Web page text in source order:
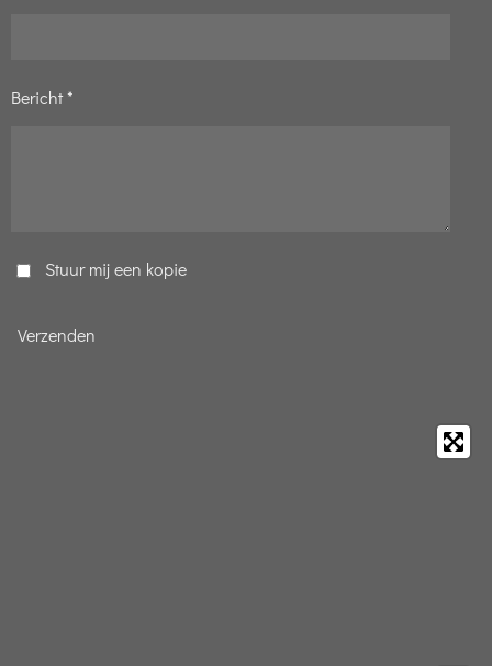
Bericht *
Stuur mij een kopie
Verzenden